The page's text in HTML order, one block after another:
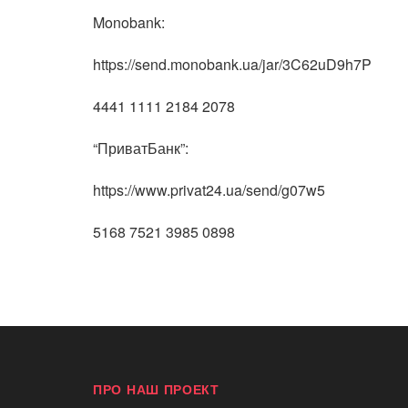
Monobank:
https://send.monobank.ua/jar/3C62uD9h7P
4441 1111 2184 2078
“ПриватБанк”:
https://www.privat24.ua/send/g07w5
5168 7521 3985 0898
ПРО НАШ ПРОЕКТ